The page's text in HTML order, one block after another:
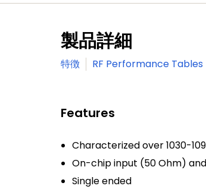
製品詳細
特徴 RF Performance Tables
Features
Characterized over 1030-
On-chip input (50 Ohm)
Single ended